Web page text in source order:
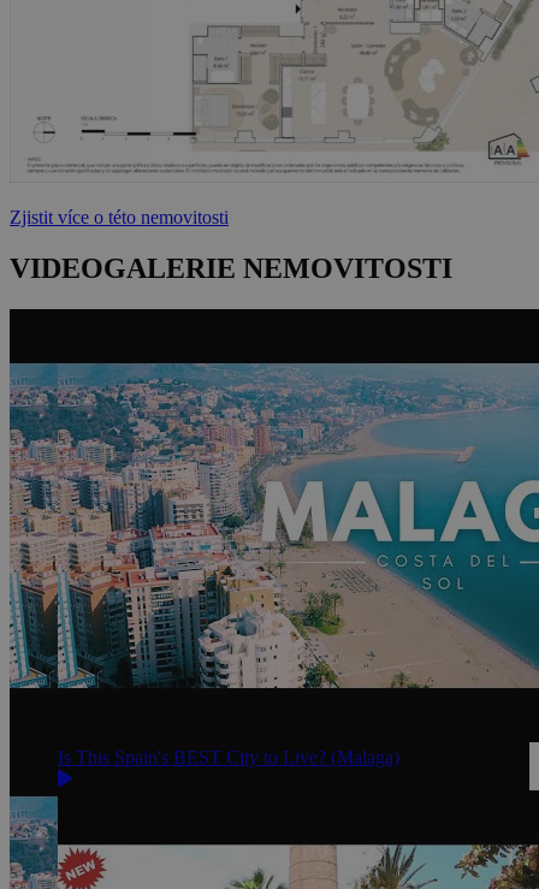
Zjistit více o této nemovitosti
VIDEOGALERIE NEMOVITOSTI
Is This Spain's BEST City to Live? (Malaga)